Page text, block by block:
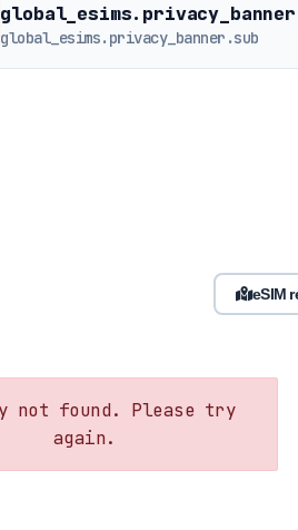
global_esims.privacy_banner.sub
eSIM
not found. Please try
again.